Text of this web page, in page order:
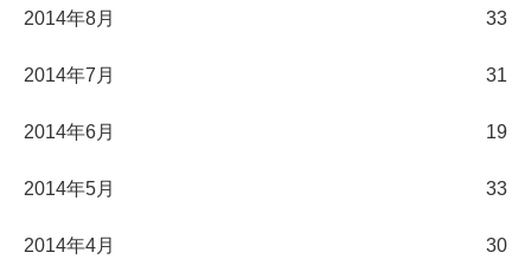
2014年8月 33
2014年7月 31
2014年6月 19
2014年5月 33
2014年4月 30